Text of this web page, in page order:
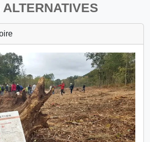
ALTERNATIVES